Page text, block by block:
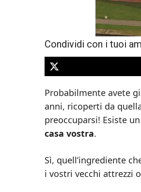
Condividi con i tuoi
Probabilmente avete
anni, ricoperti da
preoccuparsi! Esiste
casa vostra.
Sì, quell’ingrediente
i vostri vecchi attrezzi